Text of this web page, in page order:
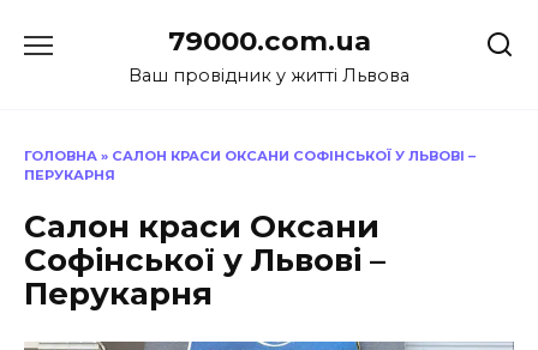
до
79000.com.ua
Ваш провідник у житті Львова
ГОЛОВНА » САЛОН КРАСИ ОКСАНИ СОФІНСЬКОЇ У ЛЬВОВІ –
ПЕРУКАРНЯ
Салон краси Оксани
Софінської у Львові –
Перукарня